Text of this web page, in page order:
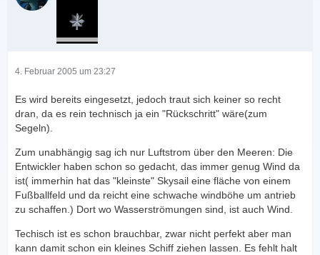
4. Februar 2005 um 23:27
Es wird bereits eingesetzt, jedoch traut sich keiner so recht
dran, da es rein technisch ja ein "Rückschritt" wäre(zum
Segeln).
Zum unabhängig sag ich nur Luftstrom über den Meeren: Die
Entwickler haben schon so gedacht, das immer genug Wind da
ist( immerhin hat das "kleinste" Skysail eine fläche von einem
Fußballfeld und da reicht eine schwache windböhe um antrieb
zu schaffen.) Dort wo Wasserströmungen sind, ist auch Wind.
Techisch ist es schon brauchbar, zwar nicht perfekt aber man
kann damit schon ein kleines Schiff ziehen lassen. Es fehlt halt